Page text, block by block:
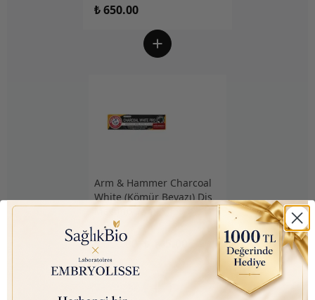
₺ 650.00
Arm & Hammer Charcoal
White (Kömür Beyazı) Diş
Macunu 75ml
₺ 350.00